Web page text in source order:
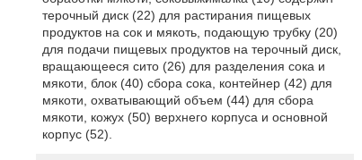
терочный диск (22) для растирания пищевых
продуктов на сок и мякоть, подающую трубку (20)
для подачи пищевых продуктов на терочный диск,
вращающееся сито (26) для разделения сока и
мякоти, блок (40) сбора сока, контейнер (42) для
мякоти, охватывающий объем (44) для сбора
мякоти, кожух (50) верхнего корпуса и основной
корпус (52).